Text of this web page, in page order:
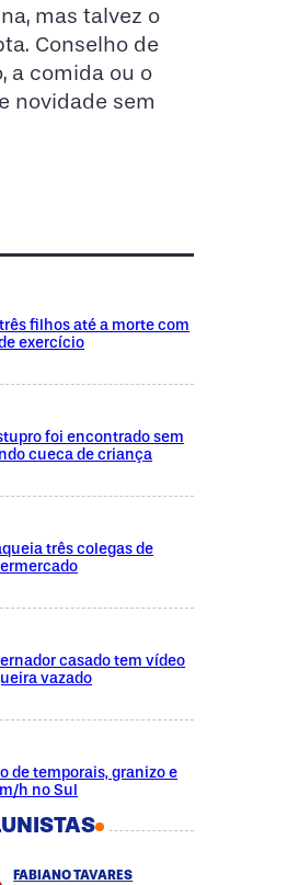
mas talvez o
Conselho de
a comida ou o
novidade sem
filhos até a morte com
exercício
foi encontrado sem
cueca de criança
três colegas de
casado tem vídeo
vazado
de temporais, granizo e
h no Sul
FABIANO TAVARES